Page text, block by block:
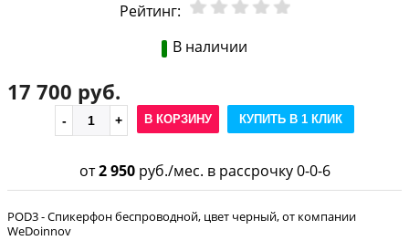
Рейтинг:
В наличии
17 700 руб.
В КОРЗИНУ КУПИТЬ В 1 КЛИК
от2 950руб./мес. в рассрочку 0-0-6
POD3 - Спикерфон беспроводной, цвет черный, от компании
WeDoinnov